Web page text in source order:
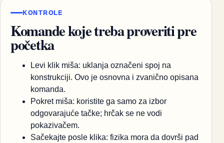
KONTROLE
Komande koje treba proveriti pre
početka
Levi klik miša: uklanja označeni spoj na
konstrukciji. Ovo je osnovna i zvanično opisana
komanda.
Pokret miša: koristite ga samo za izbor
odgovarajuće tačke; hrčak se ne vodi
pokazivačem.
Sačekajte posle klika: fizika mora da dovrši pad